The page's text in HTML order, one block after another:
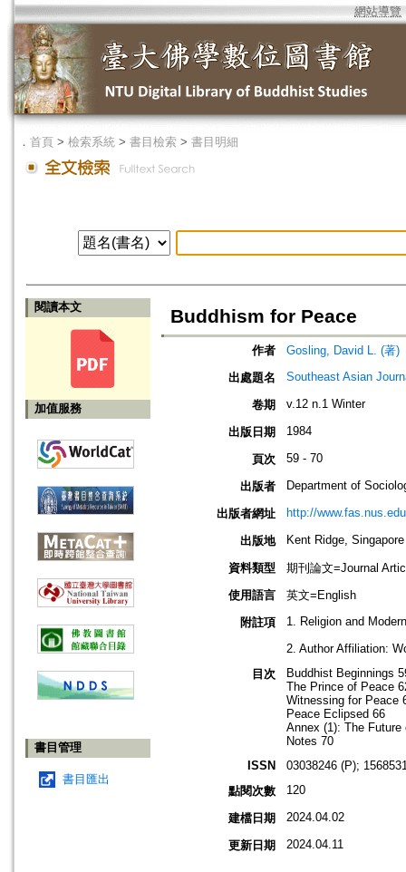
網站導覽
． 首頁 > 檢索系統 > 書目檢索 > 書目明細
閱讀本文
加值服務
書目管理
書目匯出
Buddhism for Peace
作者
Gosling, David L. (著)
出處題名
Southeast Asian
卷期 v.12 n.1 Winter
出版日期 1984
頁次 59 - 70
出版者 Department of
出版者網址 http://
出版地 Kent Ridge, Singapore
資料類型
期刊論文=Journal
使用語言
英文=English
附註項
1. Religion and
2. Author Affiliation:
目次
Buddhist Beginnings
The Prince of Peace
Witnessing for Peace
Peace Eclipsed 66
Annex (1): The
Notes 70
ISSN
03038246 (P);
點閱次數
120
建檔日期 2024.04.02
更新日期 2024.04.11